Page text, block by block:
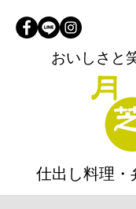
おいしさと
仕出し料理・